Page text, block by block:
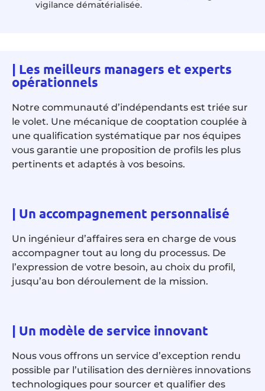
vigilance dématérialisée.
| Les meilleurs managers et experts
opérationnels
Notre communauté d’indépendants est triée sur
le volet. Une mécanique de cooptation couplée à
une qualification systématique par nos équipes
vous garantie une proposition de profils les plus
pertinents et adaptés à vos besoins.
| Un accompagnement personnalisé
Un ingénieur d’affaires sera en charge de vous
accompagner tout au long du processus. De
l’expression de votre besoin, au choix du profil,
jusqu’au bon déroulement de la mission.
| Un modèle de service innovant
Nous vous offrons un service d’exception rendu
possible par l’utilisation des dernières innovations
technologiques pour sourcer et qualifier des